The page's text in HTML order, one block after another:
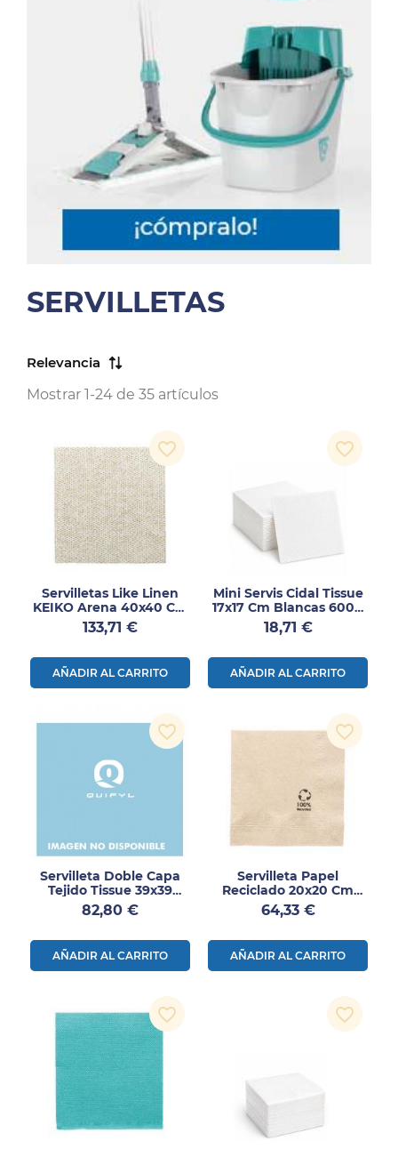
SERVILLETAS
Relevancia
Mostrar 1-24 de 35 artículos
Servilletas Like Linen
KEIKO Arena 40x40 Cm
Spunlace
Precio
133,71 €
AÑADIR AL CARRITO
favorite_border
Mini Servis Cidal Tissue
17x17 Cm Blancas 6000
Uds
Precio
18,71 €
AÑADIR AL CARRITO
favorite_border
Servilleta Doble Capa
Tejido Tissue 39x39
1600uds
Precio
82,80 €
AÑADIR AL CARRITO
favorite_border
Servilleta Papel
Reciclado 20x20 Cm
4800 Uds
Precio
64,33 €
AÑADIR AL CARRITO
favorite_border
favorite_border favorite_border